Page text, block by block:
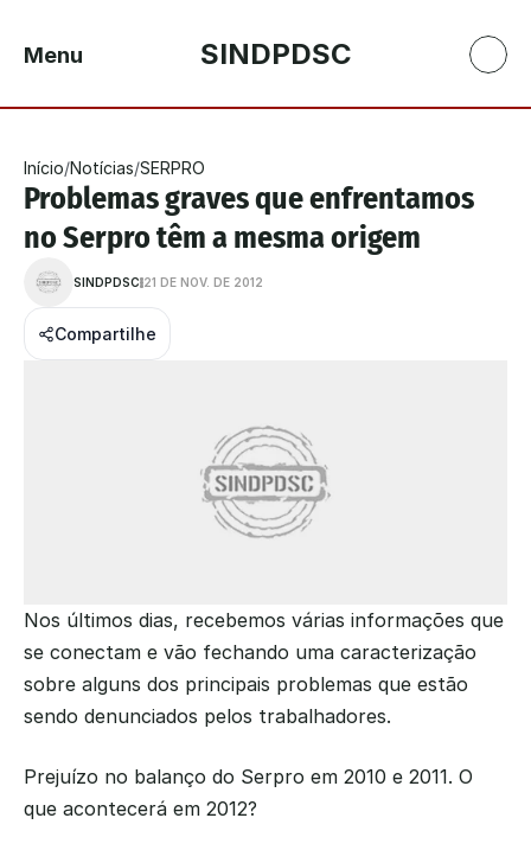
Menu SINDPDSC
Início/Notícias/SERPRO
Problemas graves que enfrentamos
no Serpro têm a mesma origem
SINDPDSC 21 DE NOV. DE 2012
Compartilhe
Nos últimos dias, recebemos várias informações que
se conectam e vão fechando uma caracterização
sobre alguns dos principais problemas que estão
sendo denunciados pelos trabalhadores.
Prejuízo no balanço do Serpro em 2010 e 2011. O
que acontecerá em 2012?